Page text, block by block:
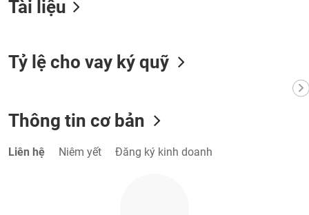
Tài liệu
Tỷ lệ cho vay ký quỹ
Thông tin cơ bản
Liên hệ Niêm yết Đăng ký kinh doanh
VỤ
TRUYỀN
ÍCH